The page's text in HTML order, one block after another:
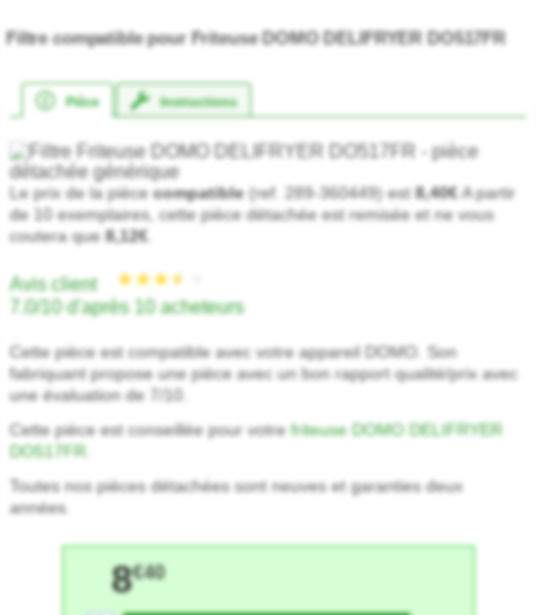
Filtre compatible pour Friteuse DOMO DELIFRYER DO517FR
Pièce Instructions
Le prix de la piècecompatible(ref. 289-360449) est8,40€ A partir
de 10 exemplaires, cette pièce détachée est remisée et ne vous
coutera que8,12€
Avis client
7.0/10 d'après 10 acheteurs
Cette pièce est compatible avec votre appareil DOMO. Son
fabriquant propose une pièce avec un bon rapport qualité/prix avec
une évaluation de 7/10.
Cette pièce est conseillée pour votrefriteuse DOMO DELIFRYER
DO517FR
Toutes nos pièces détachées sont neuves et garanties deux
années.
8€40